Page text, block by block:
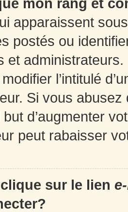
apparaissent
postés ou
et
l’intitulé
Si vous
d’augmenter
peut rabaisser
sur le lien